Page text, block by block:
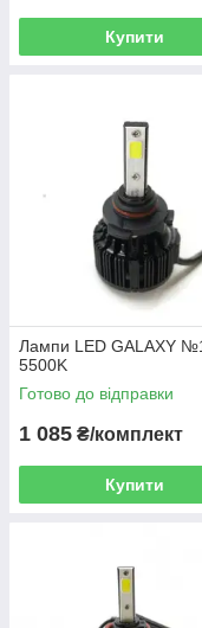
Купити
Лампи LED GALAXY
5500K
Готово до відправки
1 085 ₴/комплект
Купити